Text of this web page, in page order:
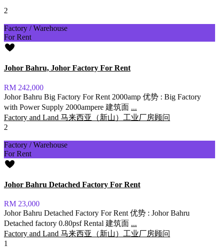
2
Factory / Warehouse
For Rent
Johor Bahru, Johor Factory For Rent
RM 242,000
Johor Bahru Big Factory For Rent 2000amp 优势 : Big Factory
with Power Supply 2000ampere 建筑面 ...
Factory and Land 马来西亚（新山）工业厂房顾问
2
Factory / Warehouse
For Rent
Johor Bahru Detached Factory For Rent
RM 23,000
Johor Bahru Detached Factory For Rent 优势 : Johor Bahru
Detached factory 0.80psf Rental 建筑面 ...
Factory and Land 马来西亚（新山）工业厂房顾问
1